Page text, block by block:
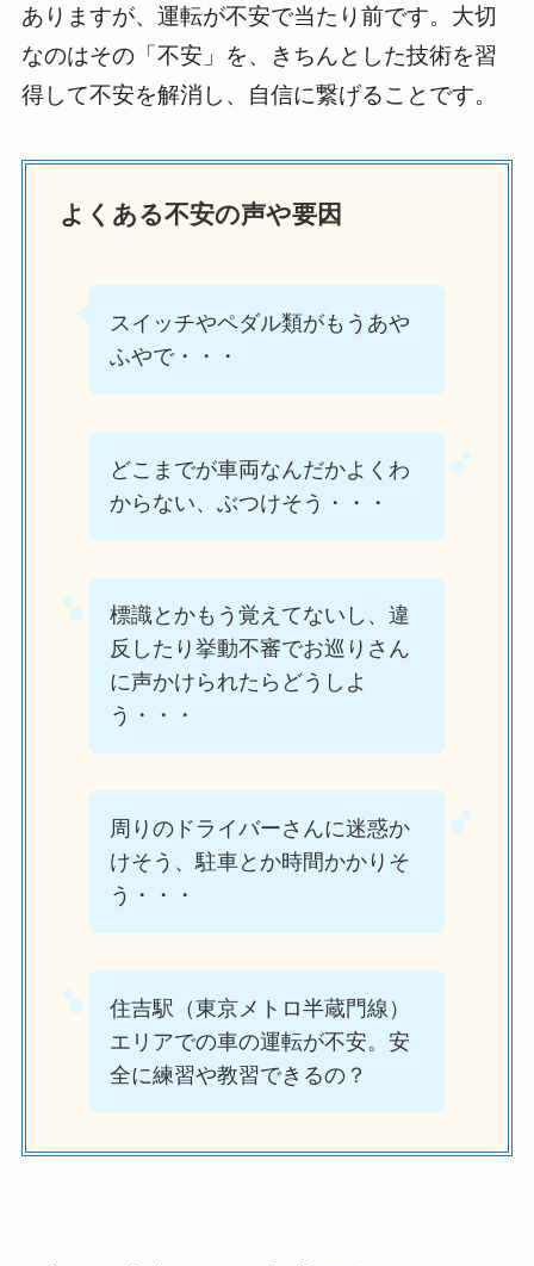
ありますが、運転が不安で当たり前です。大切
なのはその「不安」を、きちんとした技術を習
得して不安を解消し、自信に繋げることです。
よくある不安の声や要因
スイッチやペダル類がもうあや
ふやで・・・
どこまでが車両なんだかよくわ
からない、ぶつけそう・・・
標識とかもう覚えてないし、違
反したり挙動不審でお巡りさん
に声かけられたらどうしよ
う・・・
周りのドライバーさんに迷惑か
けそう、駐車とか時間かかりそ
う・・・
住吉駅（東京メトロ半蔵門線）
エリアでの車の運転が不安。安
全に練習や教習できるの？